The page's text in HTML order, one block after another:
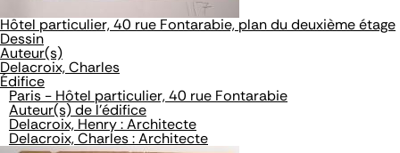
Hôtel particulier, 40 rue Fontarabie, plan du deuxième étage
Dessin
Auteur(s)
Delacroix, Charles
Édifice
Paris - Hôtel particulier, 40 rue Fontarabie
Auteur(s) de l'édifice
Delacroix, Henry : Architecte
Delacroix, Charles : Architecte